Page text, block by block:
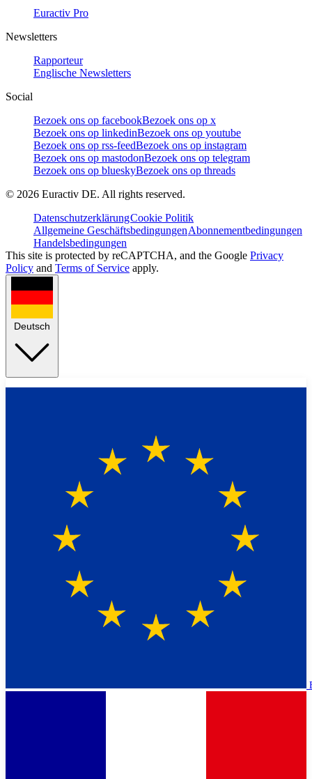
Euractiv Pro
Newsletters
Rapporteur
Englische Newsletters
Social
Bezoek ons op facebookBezoek ons op x
Bezoek ons op linkedinBezoek ons op youtube
Bezoek ons op rss-feedBezoek ons op instagram
Bezoek ons op mastodonBezoek ons op telegram
Bezoek ons op blueskyBezoek ons op threads
© 2026 Euractiv DE. All rights reserved.
DatenschutzerklärungCookie Politik
Allgemeine GeschäftsbedingungenAbonnementbedingungen
Handelsbedingungen
This site is protected by reCAPTCHA, and the Google Privacy
Policy and Terms of Service apply.
Deutsch